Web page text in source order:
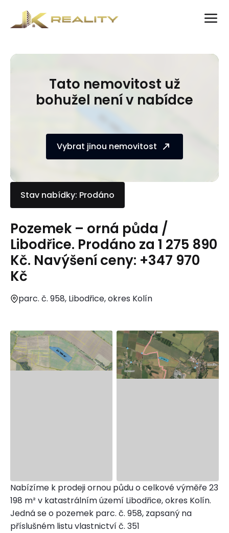
Tato nemovitost už
bohužel není v nabídce
Vybrat jinou nemovitost
Stav nabídky: Prodáno
Pozemek – orná půda /
Libodřice. Prodáno za 1 275 890
Kč. Navýšení ceny: +347 970
Kč
parc. č. 958, Libodřice, okres Kolín
Nabízíme k prodeji ornou půdu o celkové výměře 23
198 m² v katastrálním území Libodřice, okres Kolín.
Jedná se o pozemek parc. č. 958, zapsaný na
příslušném listu vlastnictví č. 351